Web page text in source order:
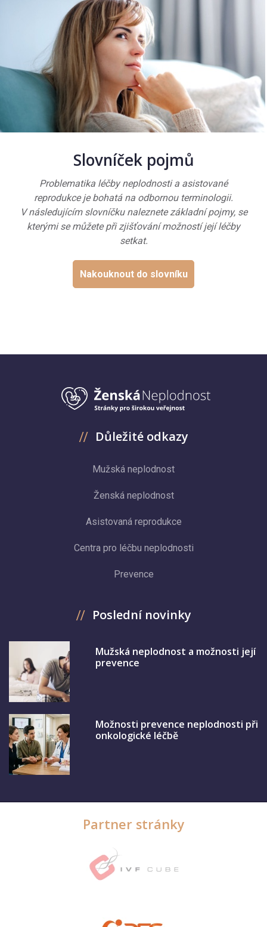
Slovníček pojmů
Problematika léčby neplodnosti a asistované
reprodukce je bohatá na odbornou terminologii.
V následujícím slovníčku naleznete základní pojmy, se
kterými se můžete při zjišťování možností její léčby
setkat.
Nakouknout do slovníku
Důležité odkazy
Mužská neplodnost
Ženská neplodnost
Asistovaná reprodukce
Centra pro léčbu neplodnosti
Prevence
Poslední novinky
Mužská neplodnost a možnosti její
prevence
Možnosti prevence neplodnosti při
onkologické léčbě
Partner stránky